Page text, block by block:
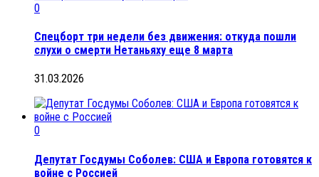
0
Спецборт три недели без движения: откуда пошли
слухи о смерти Нетаньяху еще 8 марта
31.03.2026
0
Депутат Госдумы Соболев: США и Европа готовятся к
войне с Россией